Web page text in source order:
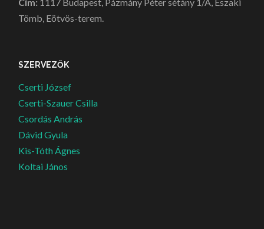
Cím: 1117 Budapest, Pázmány Péter sétány 1/A, Északi
Tömb, Eötvös-terem.
SZERVEZŐK
Cserti József
Cserti-Szauer Csilla
Csordás András
Dávid Gyula
Kis-Tóth Ágnes
Koltai János